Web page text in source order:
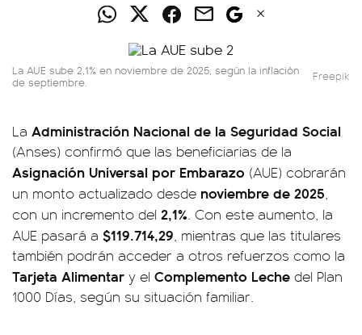
La AUE sube 2,1% en noviembre de 2025, según la inflación
de septiembre. Freepik
La Administración Nacional de la Seguridad Social
(Anses) confirmó que las beneficiarias de la
Asignación Universal por Embarazo (AUE) cobrarán
un monto actualizado desde noviembre de 2025,
con un incremento del 2,1%. Con este aumento, la
AUE pasará a $119.714,29, mientras que las titulares
también podrán acceder a otros refuerzos como la
Tarjeta Alimentar y el Complemento Leche del Plan
1000 Días, según su situación familiar.